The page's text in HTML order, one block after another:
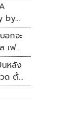
by
อกจะ
เฟส
นหลัง
ด ตั้ง